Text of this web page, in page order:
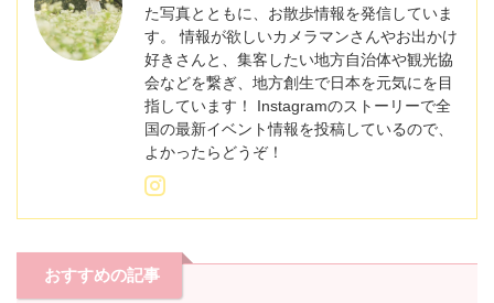
た写真とともに、お散歩情報を発信していま
す。 情報が欲しいカメラマンさんやお出かけ
好きさんと、集客したい地方自治体や観光協
会などを繋ぎ、地方創生で日本を元気にを目
指しています！ Instagramのストーリーで全
国の最新イベント情報を投稿しているので、
よかったらどうぞ！
おすすめの記事